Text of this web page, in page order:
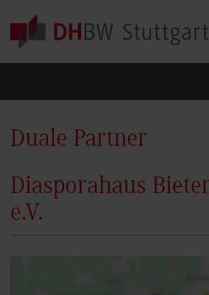
Skip to main content
Duale Partner
Diasporahaus
e.V.